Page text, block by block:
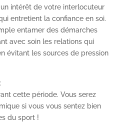
intérêt de votre interlocuteur
entretient la confiance en soi.
entamer des démarches
avec soin les relations qui
évitant les sources de pression
:
cette période. Vous serez
si vous vous sentez bien
du sport !